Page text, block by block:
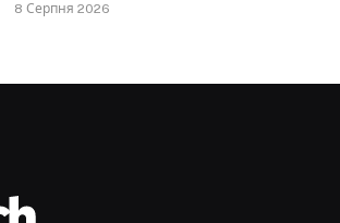
8 Серпня 2026